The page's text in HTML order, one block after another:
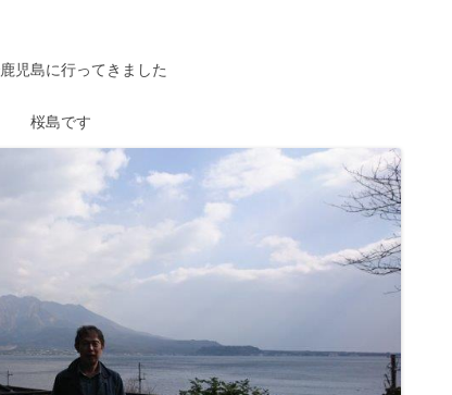
児島に行ってきました
桜島です